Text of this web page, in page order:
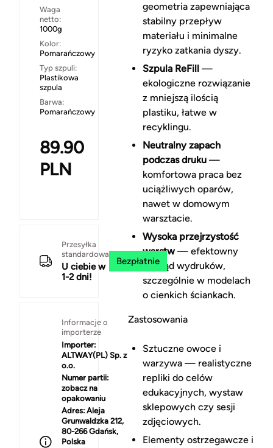
Waga
netto:
1000g
Kolor:
Pomarańczowy
Typ szpuli:
Plastikowa
szpula
Barwa:
Pomarańczowy
89.90
PLN
Przesyłka
standardowa
U ciebie w
1-2 dni!
Bezpłatnie
Informacje o
importerze
Importer:
ALTWAY(PL) Sp. z
o.o.
Numer partii:
zobacz na
opakowaniu
Adres: Aleja
Grunwaldzka 212,
80-266 Gdańsk,
Polska
geometria zapewniająca
stabilny przepływ
materiału i minimalne
ryzyko zatkania dyszy.
Szpula ReFill—
ekologiczne rozwiązanie
z mniejszą ilością
plastiku, łatwe w
recyklingu.
Neutralny zapach
podczas druku—
komfortowa praca bez
uciążliwych oparów,
nawet w domowym
warsztacie.
Wysoka przejrzystość
warstw— efektowny
wygląd wydruków,
szczególnie w modelach
o cienkich ściankach.
Zastosowania
Sztuczne owoce i
warzywa — realistyczne
repliki do celów
edukacyjnych, wystaw
sklepowych czy sesji
zdjęciowych.
Elementy ostrzegawcze i